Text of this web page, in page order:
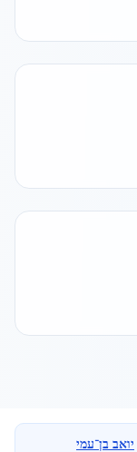
יואב בן־עמי